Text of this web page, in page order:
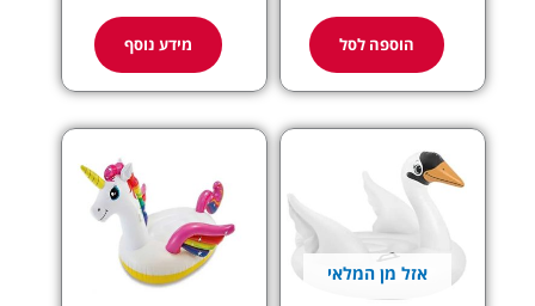
הוספה לסל מידע נוסף
אזל מן המלאי